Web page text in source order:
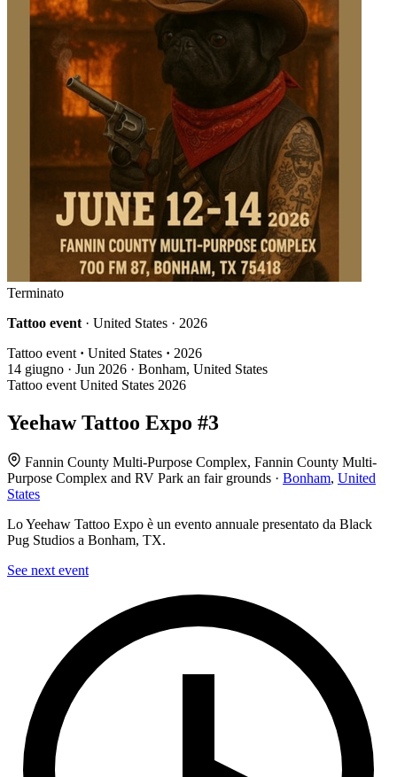
Terminato
Tattoo event · United States · 2026
Tattoo event · United States · 2026
14 giugno · Jun 2026 · Bonham, United States
Tattoo event United States 2026
Yeehaw Tattoo Expo #3
Fannin County Multi-Purpose Complex, Fannin County Multi-
Purpose Complex and RV Park an fair grounds · Bonham, United
States
Lo Yeehaw Tattoo Expo è un evento annuale presentato da Black
Pug Studios a Bonham, TX.
See next event